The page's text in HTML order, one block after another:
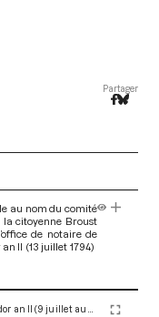
Partager
au nom du comité
citoyenne Broust
de notaire de
II (13 juillet 1794)